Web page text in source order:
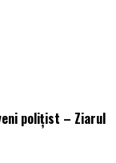
polițist – Ziarul